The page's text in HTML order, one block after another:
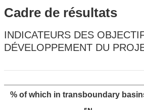
Cadre de résultats
INDICATEURS DES
DÉVELOPPEMENT DU
% of which in transboundary